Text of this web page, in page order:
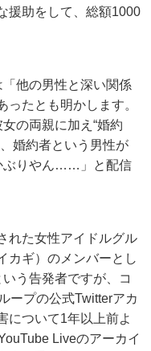
援助をして、総額1000
他の男性と深い関係
たとも明かします。
の両親に加え“婚約
婚約者という男性が
ぶりやん……」と配信
れた女性アイドルグル
カギ）のメンバーとし
う告発者ですが、コ
ープの公式Twitterアカ
について1年以上前よ
Liveのアーカイ